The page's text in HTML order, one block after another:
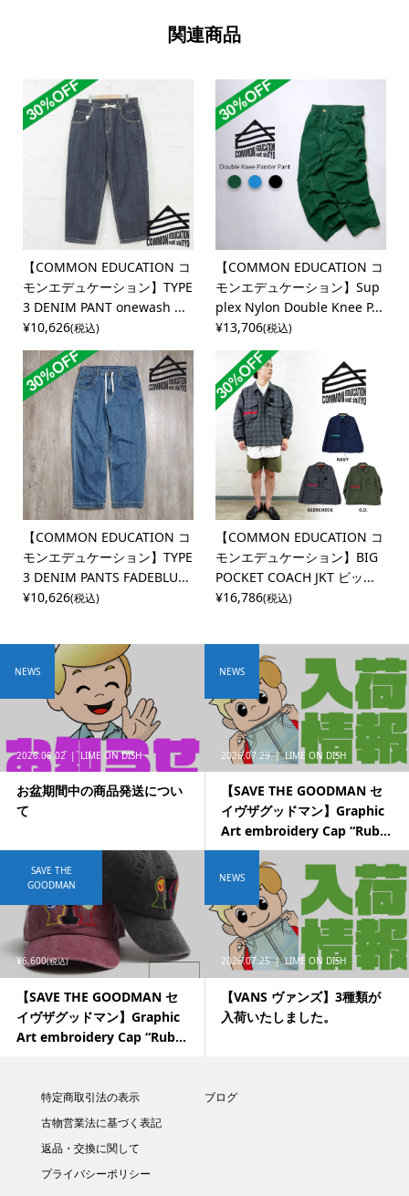
関連商品
【COMMON EDUCATION コ
モンエデュケーション】TYPE
3 DENIM PANT onewash ...
¥10,626(税込)
【COMMON EDUCATION コ
モンエデュケーション】Sup
plex Nylon Double Knee P...
¥13,706(税込)
【COMMON EDUCATION コ
モンエデュケーション】TYPE
3 DENIM PANTS FADEBLU...
¥10,626(税込)
【COMMON EDUCATION コ
モンエデュケーション】BIG
POCKET COACH JKT ビッ...
¥16,786(税込)
2026.08.02 LIME ON DISH
お盆期間中の商品発送につい
て
NEWS
2026.07.29 LIME ON DISH
【SAVE THE GOODMAN セ
イヴザグッドマン】Graphic
Art embroidery Cap “Rub...
NEWS
¥6,600(税込)
【SAVE THE GOODMAN セ
イヴザグッドマン】Graphic
Art embroidery Cap “Rub...
SAVE THE
GOODMAN
2026.07.25 LIME ON DISH
【VANS ヴァンズ】3種類が
入荷いたしました。
NEWS
特定商取引法の表示
古物営業法に基づく表記
返品・交換に関して
プライバシーポリシー
ブログ